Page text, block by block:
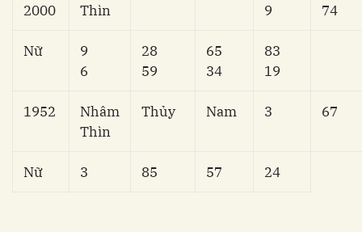
2000
Thìn
9
74
Nữ
9
6
28
59
65
34
83
19
1952
Nhâm
Thìn
Thủy Nam 3 67
Nữ 3 85 57 24